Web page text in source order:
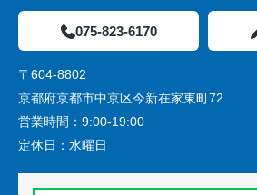
075-823-6170
〒604-8802
京都府京都市中京区今新在家東町72
営業時間： 9:00-19:00
定休日： 水曜日